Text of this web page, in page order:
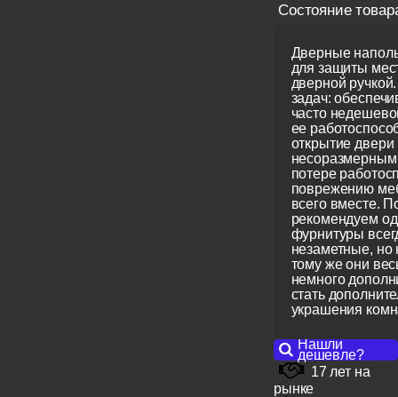
Состояние
Дверные
для защиты
дверной
задач:
часто
ее
открытие
потере
поврежению
всего вместе.
рекомендуем
фурнитуры
незаметные,
тому же они
немного
стать
украшения
Нашли
дешевле?
17 лет на
рынке